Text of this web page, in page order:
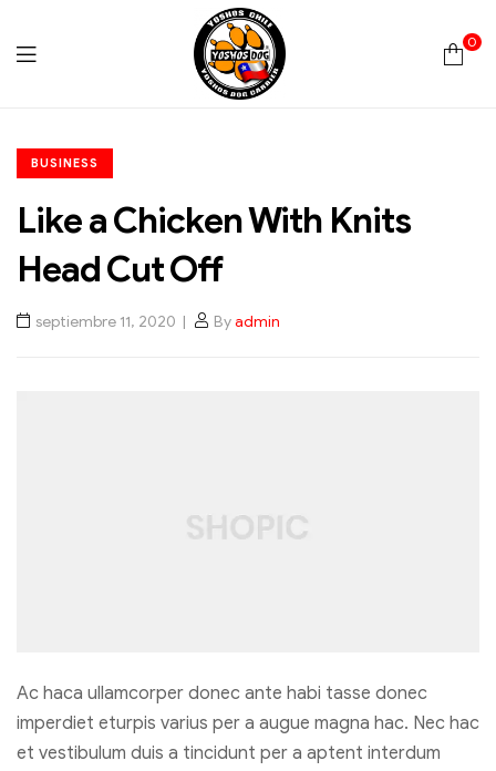
0
BUSINESS
Like a Chicken With Knits
Head Cut Off
septiembre 11, 2020 Byadmin
Ac haca ullamcorper donec ante habi tasse donec
imperdiet eturpis varius per a augue magna hac. Nec hac
et vestibulum duis a tincidunt per a aptent interdum